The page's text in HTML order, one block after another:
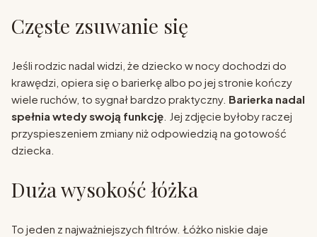
Częste zsuwanie się
Jeśli rodzic nadal widzi, że dziecko w nocy dochodzi do
krawędzi, opiera się o barierkę albo po jej stronie kończy
wiele ruchów, to sygnał bardzo praktyczny. Barierka nadal
spełnia wtedy swoją funkcję . Jej zdjęcie byłoby raczej
przyspieszeniem zmiany niż odpowiedzią na gotowość
dziecka.
Duża wysokość łóżka
To jeden z najważniejszych filtrów. Łóżko niskie daje